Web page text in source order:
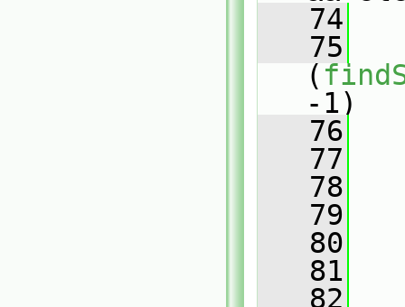
   74
   75
(
-1)
   76
   77
   78
   79
   80
   81
   82